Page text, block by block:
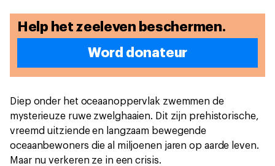
Help het zeeleven beschermen.
Word donateur
Diep onder het oceaanoppervlak zwemmen de
mysterieuze ruwe zwelghaaien. Dit zijn prehistorische,
vreemd uitziende en langzaam bewegende
oceaanbewoners die al miljoenen jaren op aarde leven.
Maar nu verkeren ze in een crisis.